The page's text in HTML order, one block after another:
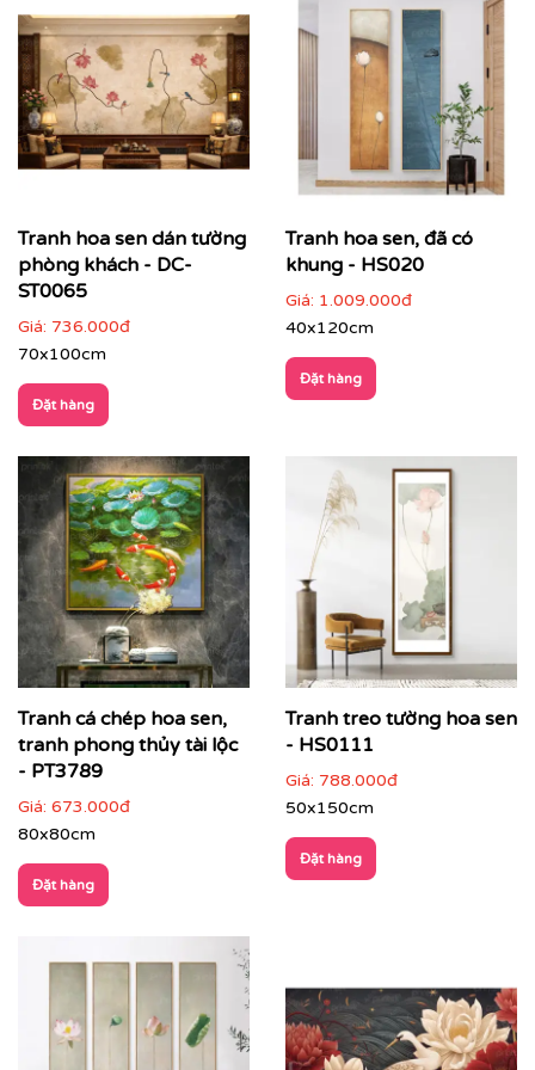
Điểm đặc trưng của tranh hoa sen
Biểu tượng tinh thần sâu sắc: hoa sen đại diện cho
sự thanh cao, an nhiên và trí tuệ
Hình ảnh mềm mại, tinh tế
: dễ tạo cảm giác thư
giãn, nhẹ nhàng
Màu sắc trang nhã : trắng, hồng, be, xanh nhạt…
phù hợp nhiều phong cách nội thất
Tính ứng dụng cao : phù hợp trang trí lâu dài,
không lỗi thời
Tranh hoa sen dán tường
phòng khách - DC-
ST0065
Giá: 736.000đ
70x100cm
Đặt hàng
Tranh hoa sen, đã có
khung - HS020
Giá: 1.009.000đ
40x120cm
Đặt hàng
Tranh cá chép hoa sen,
tranh phong thủy tài lộc
- PT3789
Giá: 673.000đ
80x80cm
Đặt hàng
Tranh treo tường hoa sen
- HS0111
Giá: 788.000đ
50x150cm
Đặt hàng